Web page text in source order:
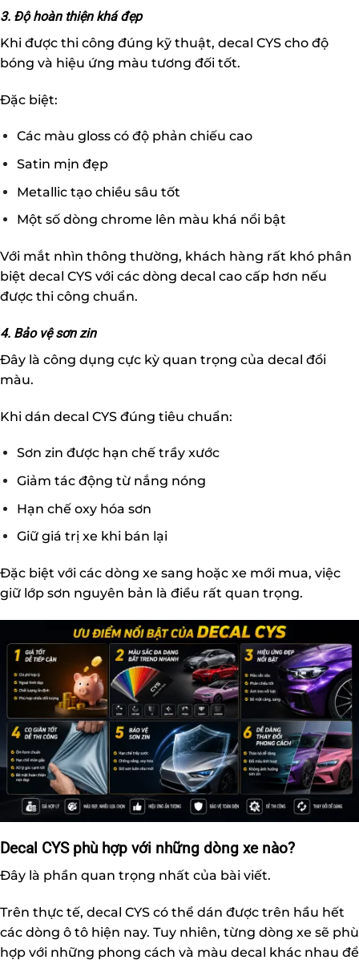
3. Độ hoàn thiện khá đẹp
Khi được thi công đúng kỹ thuật, decal CYS cho độ
bóng và hiệu ứng màu tương đối tốt.
Đặc biệt:
Các màu gloss có độ phản chiếu cao
Satin mịn đẹp
Metallic tạo chiều sâu tốt
Một số dòng chrome lên màu khá nổi bật
Với mắt nhìn thông thường, khách hàng rất khó phân
biệt decal CYS với các dòng decal cao cấp hơn nếu
được thi công chuẩn.
4. Bảo vệ sơn zin
Đây là công dụng cực kỳ quan trọng của decal đổi
màu.
Khi dán decal CYS đúng tiêu chuẩn:
Sơn zin được hạn chế trầy xước
Giảm tác động từ nắng nóng
Hạn chế oxy hóa sơn
Giữ giá trị xe khi bán lại
Đặc biệt với các dòng xe sang hoặc xe mới mua, việc
giữ lớp sơn nguyên bản là điều rất quan trọng.
Decal CYS phù hợp với những dòng xe nào?
Đây là phần quan trọng nhất của bài viết.
Trên thực tế, decal CYS có thể dán được trên hầu hết
các dòng ô tô hiện nay. Tuy nhiên, từng dòng xe sẽ phù
hợp với những phong cách và màu decal khác nhau để